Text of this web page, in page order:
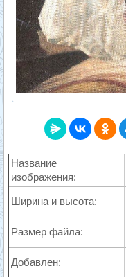
Название
изображения:
Ширина и высота:
Размер файла:
Добавлен: